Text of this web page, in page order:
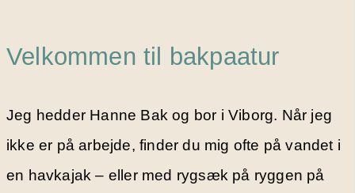
Velkommen til bakpaatur
Jeg hedder Hanne Bak og bor i Viborg. Når jeg
ikke er på arbejde, finder du mig ofte på vandet i
en havkajak – eller med rygsæk på ryggen på